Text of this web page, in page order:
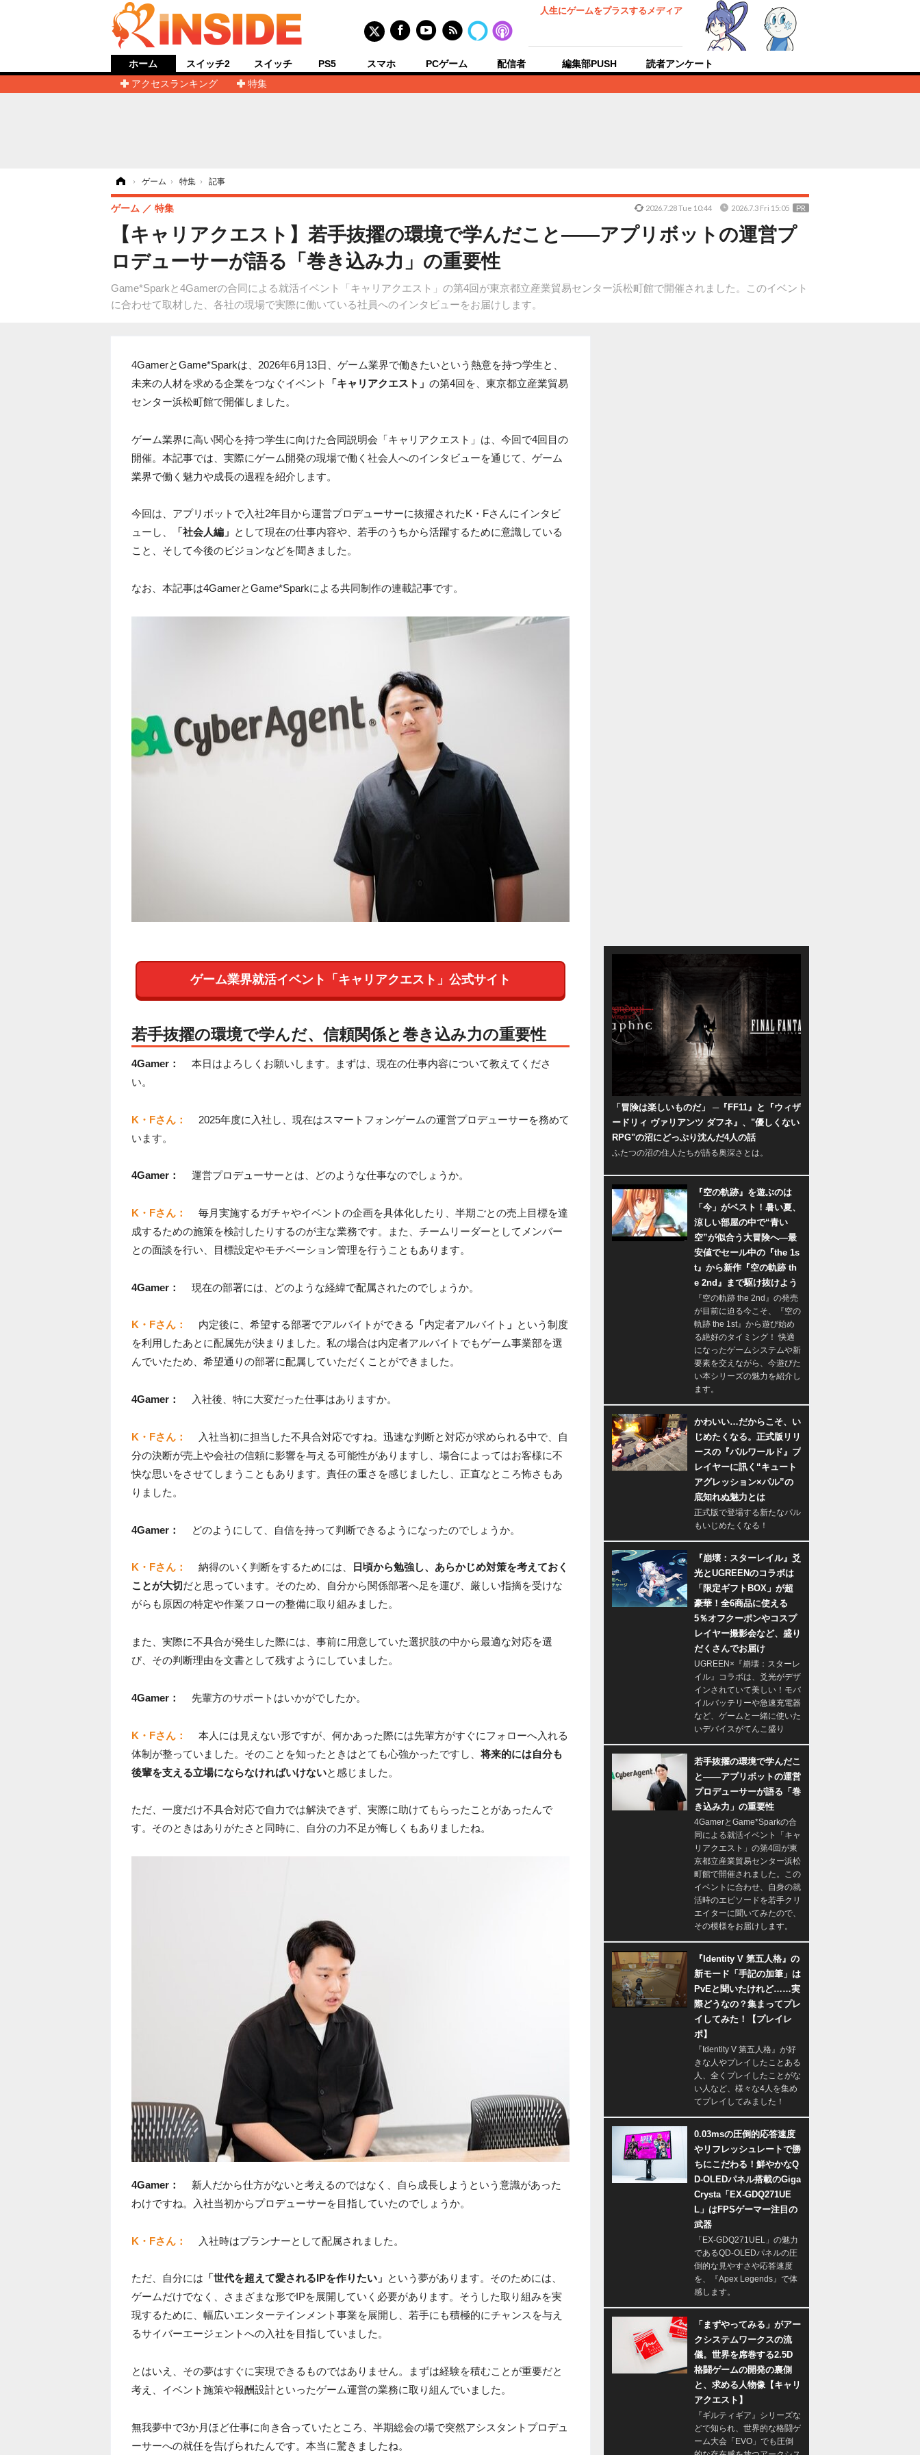
人生にゲームをプラスするメディア
ホーム
アクセスランキング
特集
スイッチ2 スイッチ PS5 スマホ PCゲーム 配信者 編集部PUSH 読者アンケート
› ゲーム › 特集 › 記事
【キャリアクエスト】若手抜擢の環境で学んだこと――アプリボットの運営プ
ロデューサーが語る「巻き込み力」の重要性
Game*Sparkと4Gamerの合同による就活イベント「キャリアクエスト」の第4回が東京都立産業貿易センター浜松町館で開催されました。このイベント
に合わせて取材した、各社の現場で実際に働いている社員へのインタビューをお届けします。
ゲーム 特集 2026.7.28 Tue 10:44 2026.7.3 Fri 15:05 PR
4GamerとGame*Sparkは、2026年6月13日、ゲーム業界で働きたいという熱意を持つ学生と、
未来の人材を求める企業をつなぐイベント
「キャリアクエスト」 の第4回を、東京都立産業貿易
センター浜松町館で開催しました。
ゲーム業界に高い関心を持つ学生に向けた合同説明会「キャリアクエスト」は、今回で4回目の
開催。本記事では、実際にゲーム開発の現場で働く社会人へのインタビューを通じて、ゲーム
業界で働く魅力や成長の過程を紹介します。
今回は、アプリボットで入社2年目から運営プロデューサーに抜擢されたK・Fさんにインタビ
ューし、
「社会人編」 として現在の仕事内容や、若手のうちから活躍するために意識している
こと、そして今後のビジョンなどを聞きました。
なお、本記事は4GamerとGame*Sparkによる共同制作の連載記事です。
ゲーム業界就活イベント「キャリアクエスト」公式サイト
若手抜擢の環境で学んだ、信頼関係と巻き込み力の重要性
4Gamer：
本日はよろしくお願いします。まずは、現在の仕事内容について教えてくださ
い。
K・Fさん：
2025年度に入社し、現在はスマートフォンゲームの運営プロデューサーを務めて
います。
4Gamer： 運営プロデューサーとは、どのような仕事なのでしょうか。
K・Fさん：
毎月実施するガチャやイベントの企画を具体化したり、半期ごとの売上目標を達
成するための施策を検討したりするのが主な業務です。また、チームリーダーとしてメンバー
との面談を行い、目標設定やモチベーション管理を行うこともあります。
4Gamer： 現在の部署には、どのような経緯で配属されたのでしょうか。
K・Fさん： 内定後に、希望する部署でアルバイトができる 「 内定者アルバイト 」 という制度
を利用したあとに配属先が決まりました。私の場合は内定者アルバイトでもゲーム事業部を選
んでいたため、希望通りの部署に配属していただくことができました。
4Gamer： 入社後、特に大変だった仕事はありますか。
K・Fさん：
入社当初に担当した不具合対応ですね。迅速な判断と対応が求められる中で、自
分の決断が売上や会社の信頼に影響を与える可能性がありますし、場合によってはお客様に不
快な思いをさせてしまうこともあります。責任の重さを感じましたし、正直なところ怖さもあ
りました。
4Gamer： どのようにして、自信を持って判断できるようになったのでしょうか。
K・Fさん： 納得のいく判断をするためには、
日頃から勉強し、あらかじめ対策を考えておく
ことが大切だと思っています。そのため、自分から関係部署へ足を運び、厳しい指摘を受けな
がらも原因の特定や作業フローの整備に取り組みました。
また、実際に不具合が発生した際には、事前に用意していた選択肢の中から最適な対応を選
び、その判断理由を文書として残すようにしていました。
4Gamer： 先輩方のサポートはいかがでしたか。
K・Fさん：
本人には見えない形ですが、何かあった際には先輩方がすぐにフォローへ入れる
体制が整っていました。そのことを知ったときはとても心強かったですし、将来的には自分も
後輩を支える立場にならなければいけないと感じました。
ただ、一度だけ不具合対応で自力では解決できず、実際に助けてもらったことがあったんで
す。そのときはありがたさと同時に、自分の力不足が悔しくもありましたね。
4Gamer：
新人だから仕方がないと考えるのではなく、自ら成長しようという意識があった
わけですね。入社当初からプロデューサーを目指していたのでしょうか。
K・Fさん： 入社時はプランナーとして配属されました。
ただ、自分には 「世代を超えて愛されるIPを作りたい」 という夢があります。そのためには、
ゲームだけでなく、さまざまな形でIPを展開していく必要があります。そうした取り組みを実
現するために、幅広いエンターテインメント事業を展開し、若手にも積極的にチャンスを与え
るサイバーエージェントへの入社を目指していました。
とはいえ、その夢はすぐに実現できるものではありません。まずは経験を積むことが重要だと
考え、イベント施策や報酬設計といったゲーム運営の業務に取り組んでいました。
無我夢中で3か月ほど仕事に向き合っていたところ、半期総会の場で突然アシスタントプロデュ
ーサーへの就任を告げられたんです。本当に驚きましたね。
「冒険は楽しいものだ」 ─『FF11』と『ウィザ
ードリィ ヴァリアンツ ダフネ』、"優しくない
RPG"の沼にどっぷり沈んだ4人の話
ふたつの沼の住人たちが語る奥深さとは。
『空の軌跡』を遊ぶのは
「今」がベスト！暑い夏、
涼しい部屋の中で“青い
空”が似合う大冒険へ―最
安値でセール中の『the 1s
t』から新作『空の軌跡 th
e 2nd』まで駆け抜けよう
『空の軌跡 the 2nd』の発売
が目前に迫る今こそ、『空の
軌跡 the 1st』から遊び始め
る絶好のタイミング！ 快適
になったゲームシステムや新
要素を交えながら、今遊びた
い本シリーズの魅力を紹介し
ます。
かわいい…だからこそ、い
じめたくなる。正式版リリ
ースの『パルワールド』プ
レイヤーに訊く“キュート
アグレッション×パル”の
底知れぬ魅力とは
正式版で登場する新たなパル
もいじめたくなる！
『崩壊：スターレイル』爻
光とUGREENのコラボは
「限定ギフトBOX」が超
豪華！全6商品に使える
5％オフクーポンやコスプ
レイヤー撮影会など、盛り
だくさんでお届け
UGREEN×『崩壊：スターレ
イル』コラボは、爻光がデザ
インされていて美しい！モバ
イルバッテリーや急速充電器
など、ゲームと一緒に使いた
いデバイスがてんこ盛り
若手抜擢の環境で学んだこ
と――アプリボットの運営
プロデューサーが語る「巻
き込み力」の重要性
4GamerとGame*Sparkの合
同による就活イベント「キャ
リアクエスト」の第4回が東
京都立産業貿易センター浜松
町館で開催されました。この
イベントに合わせ、自身の就
活時のエピソードを若手クリ
エイターに聞いてみたので、
その模様をお届けします。
『Identity V 第五人格』の
新モード「手記の加筆」は
PvEと聞いたけれど……実
際どうなの？集まってプレ
イしてみた！【プレイレ
ポ】
『Identity V 第五人格』が好
きな人やプレイしたことある
人、全くプレイしたことがな
い人など、様々な4人を集め
てプレイしてみました！
0.03msの圧倒的応答速度
やリフレッシュレートで勝
ちにこだわる！鮮やかなQ
D-OLEDパネル搭載のGiga
Crysta「EX-GDQ271UE
L」はFPSゲーマー注目の
武器
「EX-GDQ271UEL」の魅力
であるQD-OLEDパネルの圧
倒的な見やすさや応答速度
を、『Apex Legends』で体
感します。
「まずやってみる」がアー
クシステムワークスの流
儀。世界を席巻する2.5D
格闘ゲームの開発の裏側
と、求める人物像【キャリ
アクエスト】
『ギルティギア』シリーズな
どで知られ、世界的な格闘ゲ
ーム大会「EVO」でも圧倒